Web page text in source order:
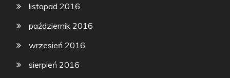
listopad 2016
październik 2016
wrzesień 2016
sierpień 2016